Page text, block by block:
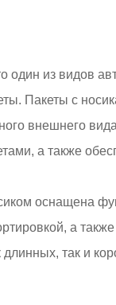
один из видов
Пакеты с
внешнего
а также
оснащена
а
так и